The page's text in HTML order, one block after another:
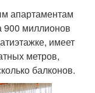
апартаментам
900 миллионов
имеет
метров,
балконов.